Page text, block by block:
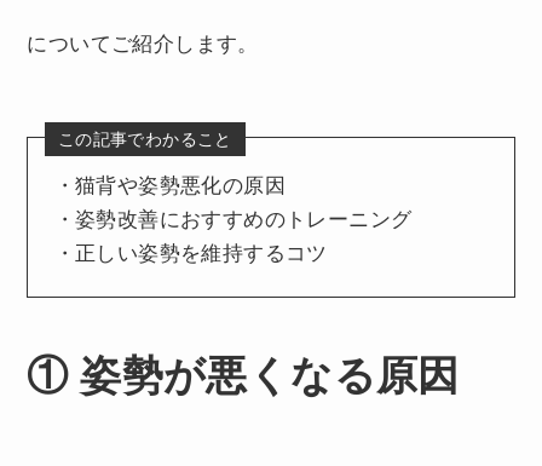
についてご紹介します。
この記事でわかること
・猫背や姿勢悪化の原因
・姿勢改善におすすめのトレーニング
・正しい姿勢を維持するコツ
① 姿勢が悪くなる原因